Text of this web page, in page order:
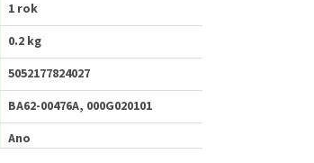
1 rok
0.2 kg
5052177824027
BA62-00476A, 000G020101
Ano